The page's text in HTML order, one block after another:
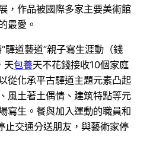
，作品被國際多家主要美術館
最愛。
驛道藝道”親子寫生涯動（錢
天包養天不花錢接收10個家庭
從化承平古驛道主題元素凸起
風土著土偶情、建筑特點等元
寫生。餐與加入運動的職員和
止交通分送朋友，與藝術家停